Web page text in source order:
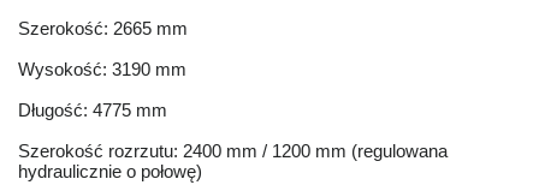
Szerokość: 2665 mm
Wysokość: 3190 mm
Długość: 4775 mm
Szerokość rozrzutu: 2400 mm / 1200 mm (regulowana
hydraulicznie o połowę)